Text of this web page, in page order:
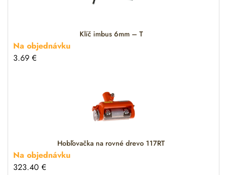
Klíč imbus 6mm – T
Na objednávku
3.69 €
Hobľovačka na rovné drevo 117RT
Na objednávku
323.40 €